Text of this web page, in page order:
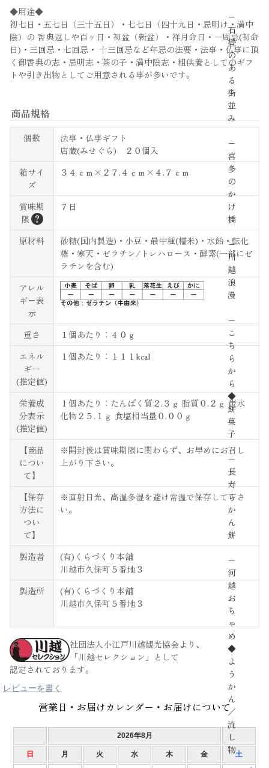
−
石
畳
の
あ
る
街
並
み
−
喜
多
の
か
け
橋
−
川
越
浪
漫
−
こ
ち
ら
か
ら
◆
餅
菓
子
−
長
寿
ら
か
ん
餅
−
河
越
お
ち
ゃ
め
◆
よ
う
か
ん
／
流
し
物
◆用途◆
初七日・五七日（三十五日）・七七日（四十九日・忌明け・満中
陰）の 香典返しや百ヶ日・初盆（新盆）・祥月命日・一周忌(初命
日)・三回忌・七回忌・ 十三回忌など年忌の法要・法事・仏事に頂
く御香典の志・忌明志・茶の子・満中陰志・粗供養としてのギフ
トや引き出物としてご用意される事が多いです。
商品規格
個数
法事・仏事ギフト
店蔵(みせぐら) ２０個入
箱サイ
ズ
３４ｃｍ×２７.４ｃｍ×４.７ｃｍ
賞味期
限 ？
７日
原材料
砂糖(国内製造)・小豆・最中種(糯米)・水飴・転化
糖・寒天・ゼラチン/トレハロース・酵素(一部にゼ
ラチンを含む)
アレル
ギー表
示
重さ
１個あたり：４０ｇ
エネル
ギー
(推定値)
１個あたり：１１１kcal
栄養成
分表示
(推定値)
１個あたり：たんぱく質２.３ｇ 脂質０.２ｇ 炭水
化物２５.１ｇ 食塩相当量０.００ｇ
【商品
につい
て】
※開封後は賞味期限に関わらず、お早めにお召し
上がり下さい。
【保存
方法に
つい
て】
※直射日光、高温多湿を避け常温で保存して下さ
い。
製造者
(有)くらづくり本舗
川越市久保町５番地３
製造所
(有)くらづくり本舗
川越市久保町５番地３
社団法人小江戸川越観光協会より、
「川越セレクション」として
認定されております。
レビューを書く
営業日・お届けカレンダー・お届けについて